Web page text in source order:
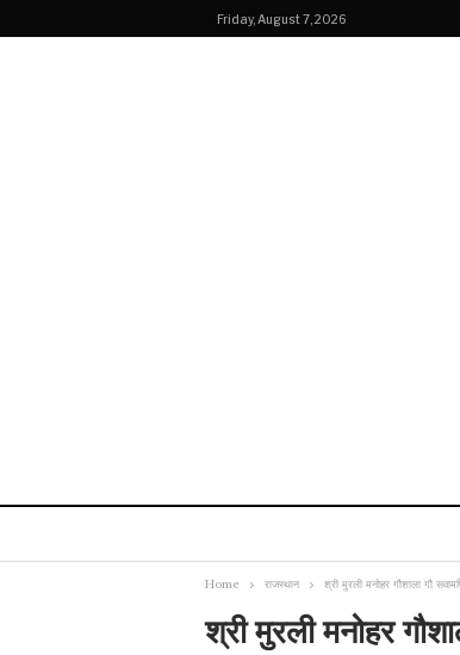
Friday, August 7, 2026
Home राजस्थान श्री मुरली मनोहर गौशाला गौ
श्री मुरली मनोहर